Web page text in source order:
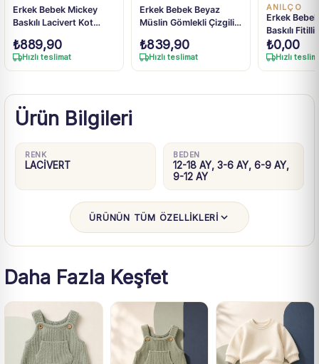
Erkek Bebek Mickey
Baskılı Lacivert Kot
Takım 3-18 Ay
₺889,90
Hızlı teslimat
Erkek Bebek Beyaz
Müslin Gömlekli Çizgili
₺839,90
Hızlı teslimat
ANILÇO
Erkek
Baskılı Fitilli
₺0,00
Hızlı
Ürün Bilgileri
RENK
LACİVERT
BEDEN
12-18 AY, 3-6 AY, 6-9 AY,
9-12 AY
ÜRÜNÜN TÜM ÖZELLİKLERİ
Daha Fazla Keşfet